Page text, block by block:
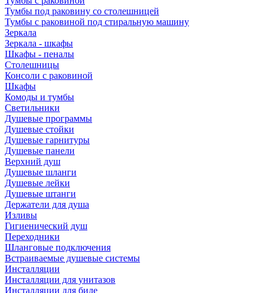
Тумбы под раковину со столешницей
Тумбы с раковиной под стиральную машину
Зеркала
Зеркала - шкафы
Шкафы - пеналы
Столешницы
Консоли с раковиной
Шкафы
Комоды и тумбы
Светильники
Душевые программы
Душевые стойки
Душевые гарнитуры
Душевые панели
Верхний душ
Душевые шланги
Душевые лейки
Душевые штанги
Держатели для душа
Изливы
Гигиенический душ
Переходники
Шланговые подключения
Встраиваемые душевые системы
Инсталляции
Инсталляции для унитазов
Инсталляции для биде